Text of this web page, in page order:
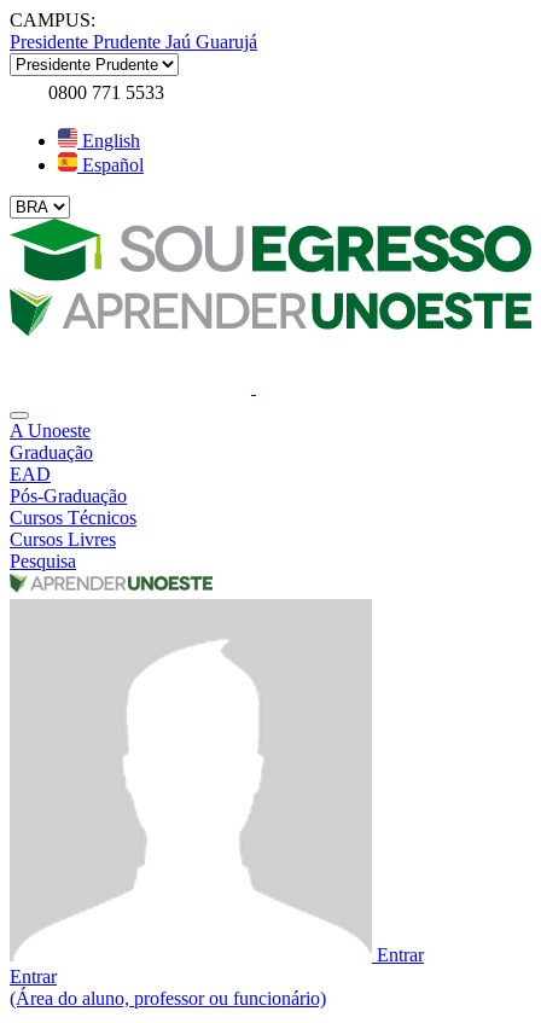
CAMPUS:
Presidente Prudente Jaú Guarujá
0800 771 5533
English
Español
A Unoeste
Graduação
EAD
Pós-Graduação
Cursos Técnicos
Cursos Livres
Pesquisa
Entrar
Entrar
(Área do aluno, professor ou funcionário)